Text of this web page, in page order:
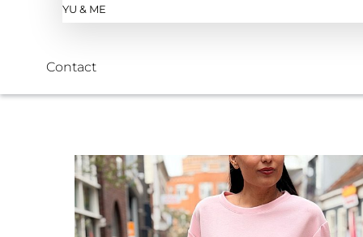
YU & ME
Contact